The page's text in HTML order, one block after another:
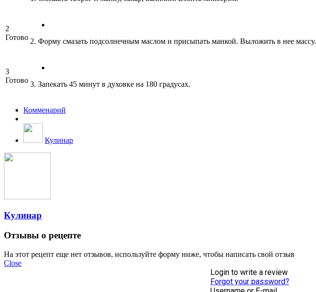
2
Готово 2. Форму смазать подсолнечным маслом и присыпать манкой. Выложить в нее массу.
3
Готово 3. Запекать 45 минут в духовке на 180 градусах.
Комменарий
Кулинар
Кулинар
Отзывы о рецепте
На этот рецепт еще нет отзывов, используйте форму ниже, чтобы написать свой отзыв
Close
Login to write a review
Forgot your password?